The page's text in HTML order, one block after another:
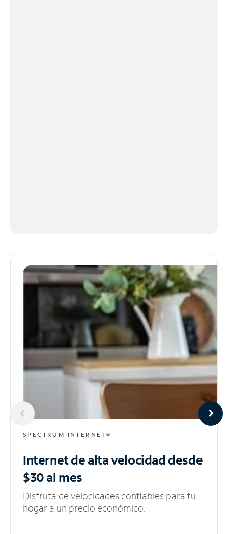
SPECTRUM INTERNET®
Internet de alta velocidaddesde
$30 al mes
Disfruta de velocidades confiables para tu
hogar a un precio económico.